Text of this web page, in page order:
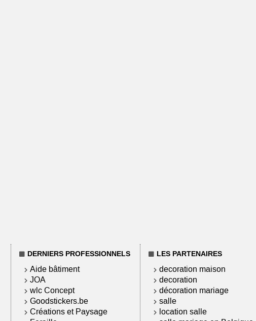
DERNIERS PROFESSIONNELS
Aide bâtiment
JOA
wlc Concept
Goodstickers.be
Créations et Paysage
LES PARTENAIRES
decoration maison
decoration
décoration mariage
salle
location salle